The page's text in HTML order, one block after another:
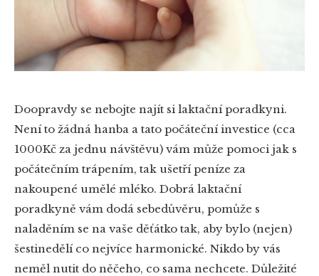
Doopravdy se nebojte najít si laktační poradkyni.
Není to žádná hanba a tato počáteční investice (cca
1000Kč za jednu návštěvu) vám může pomoci jak s
počátečním trápením, tak ušetří peníze za
nakoupené umělé mléko. Dobrá laktační
poradkyně vám dodá sebedůvěru, pomůže s
naladěním se na vaše děťátko tak, aby bylo (nejen)
šestinedělí co nejvíce harmonické. Nikdo by vás
neměl nutit do něčeho, co sama nechcete. Důležité